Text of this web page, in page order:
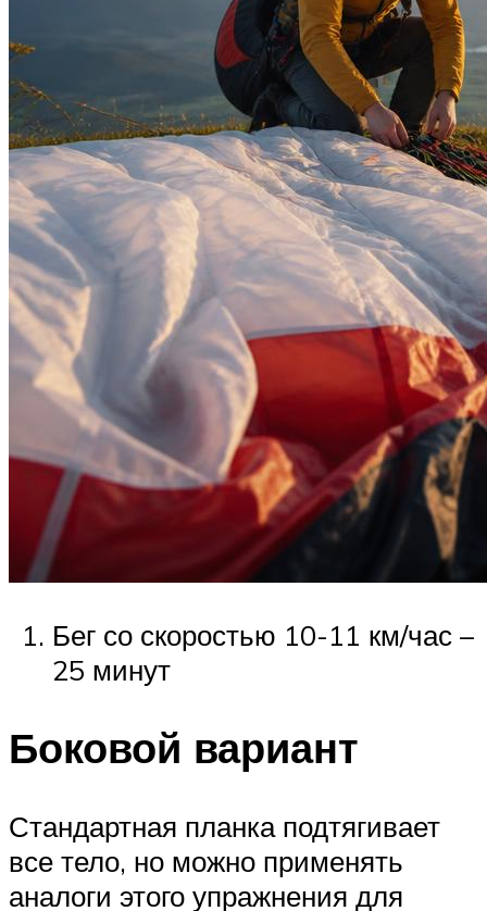
Бег со скоростью 10-11 км/час –
25 минут
Боковой вариант
Стандартная планка подтягивает
все тело, но можно применять
аналоги этого упражнения для